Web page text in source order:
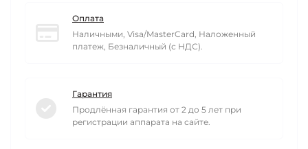
Оплата
Наличными, Visa/MasterCard, Наложенный
платеж, Безналичный (с НДС).
Гарантия
Продлённая гарантия от 2 до 5 лет при
регистрации аппарата на сайте.